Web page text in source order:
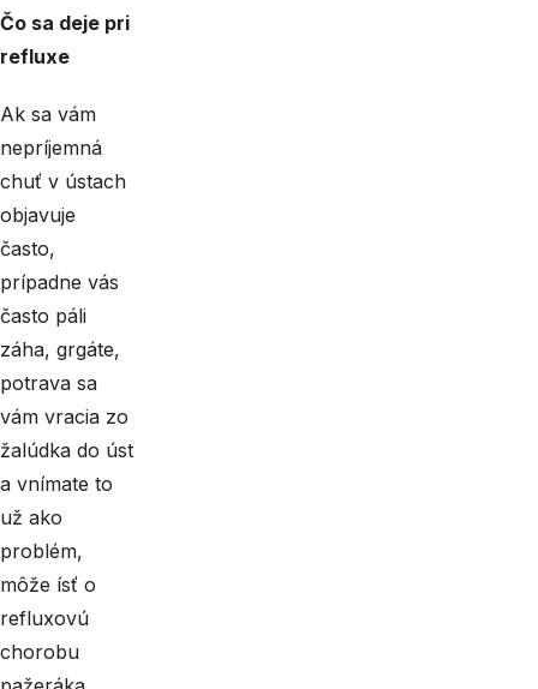
Čo sa deje pri
refluxe
Ak sa vám
nepríjemná
chuť v ústach
objavuje
často,
prípadne vás
často páli
záha, grgáte,
potrava sa
vám vracia zo
žalúdka do úst
a vnímate to
už ako
problém,
môže ísť o
refluxovú
chorobu